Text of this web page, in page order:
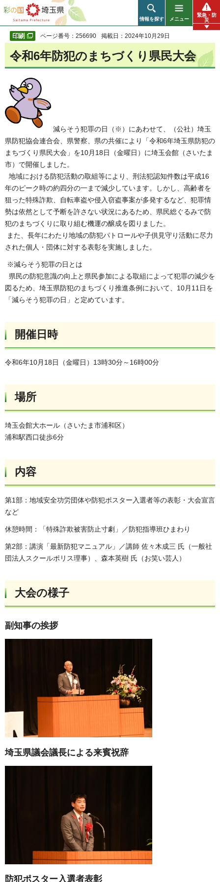
彩の国 埼玉県
情報を探す メニュー
緊急・防
災
ページ番号：256690 掲載日：2024年10月29日
令和6年防犯のまちづくり県民大会
減らそう犯罪の日（※）にあわせて、（公社）埼玉
県防犯協会連合会、県警察、県の共催により「令和6年埼玉県防犯の
まちづくり県民大会」を10月18日（金曜日）に埼玉会館（さいたま
市）で開催しました。
地域における防犯活動の取組等により、刑法犯認知件数は平成16
年のピーク時の約四分の一まで減少しています。しかし、高齢者を
狙った特殊詐欺、自転車盗や侵入窃盗事案が多発するなど、犯罪情
勢は依然として予断を許さない状況にあるため、県民総ぐるみで防
犯のまちづくりに取り組む機運の醸成を図りました。
また、長年にわたり地域の防犯パトロールや子供見守り活動に尽力
された個人・団体に対する表彰を実施しました。
※減らそう犯罪の日とは
県民の防犯意識の向上と県民参加による取組によって犯罪の減少を
図るため、埼玉県防犯のまちづくり推進条例において、10月11日を
「減らそう犯罪の日」と定めています。
開催日時
令和6年10月18日（金曜日）13時30分～16時00分
場所
埼玉会館大ホール（さいたま市浦和区）
浦和駅西口徒歩6分
内容
第1部：地域安全功労団体や防犯ポスター入選者等の表彰・大会宣言
など
休憩時間：「特殊詐欺被害防止寸劇」／防犯指導班ひまわり
第2部：講演「最新防犯マニュアル」／講師 佐々木成三 氏（一般社
団法人スクールポリス理事）、森本英樹 氏（お笑い芸人）
大会の様子
副知事の挨拶
埼玉県議会議長による来賓祝辞
防犯ポスター入選者表彰